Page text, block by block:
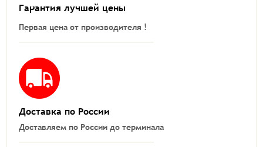
Гарантия лучшей цены
Первая цена от производителя !
Доставка по России
Доставляем по России до терминала